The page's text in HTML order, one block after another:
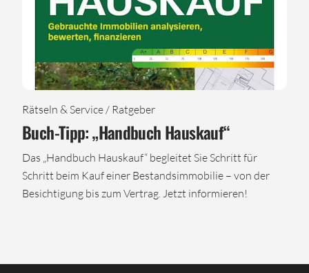
Rätseln & Service / Ratgeber
Buch-Tipp: „Handbuch Hauskauf“
Das „Handbuch Hauskauf“ begleitet Sie Schritt für
Schritt beim Kauf einer Bestandsimmobilie – von der
Besichtigung bis zum Vertrag. Jetzt informieren!